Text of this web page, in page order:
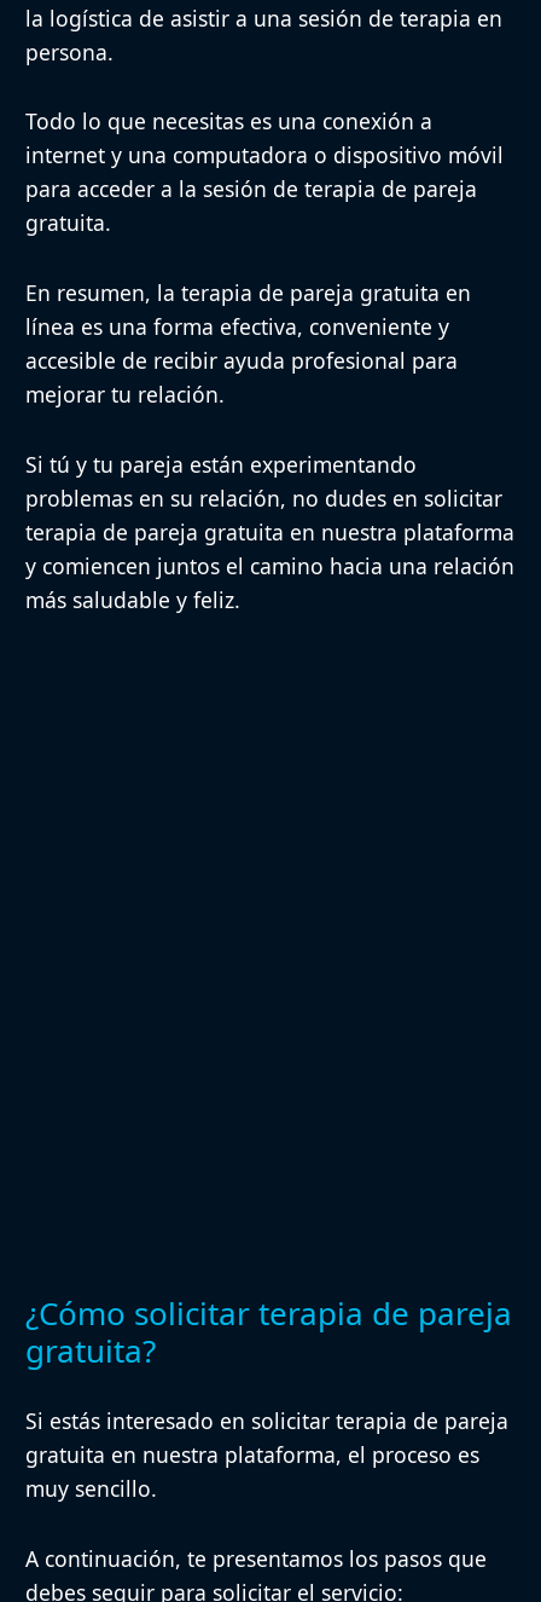
la logística de asistir a una sesión de terapia en
persona.
Todo lo que necesitas es una conexión a
internet y una computadora o dispositivo móvil
para acceder a la sesión de terapia de pareja
gratuita.
En resumen, la terapia de pareja gratuita en
línea es una forma efectiva, conveniente y
accesible de recibir ayuda profesional para
mejorar tu relación.
Si tú y tu pareja están experimentando
problemas en su relación, no dudes en solicitar
terapia de pareja gratuita en nuestra plataforma
y comiencen juntos el camino hacia una relación
más saludable y feliz.
¿Cómo solicitar terapia de pareja
gratuita?
Si estás interesado en solicitar terapia de pareja
gratuita en nuestra plataforma, el proceso es
muy sencillo.
A continuación, te presentamos los pasos que
debes seguir para solicitar el servicio: